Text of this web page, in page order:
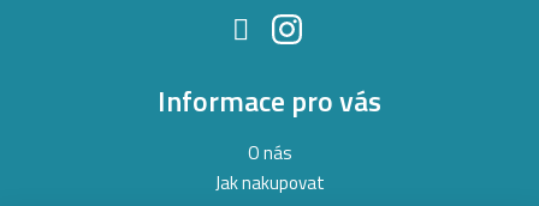
Informace pro vás
O nás
Jak nakupovat